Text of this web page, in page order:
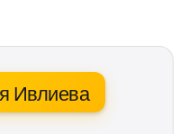
Ивлиева